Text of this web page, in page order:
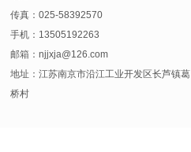
传真：025-58392570
手机：13505192263
邮箱： njjxja@126.com
地址：江苏南京市沿江工业开发区长芦镇葛
桥村